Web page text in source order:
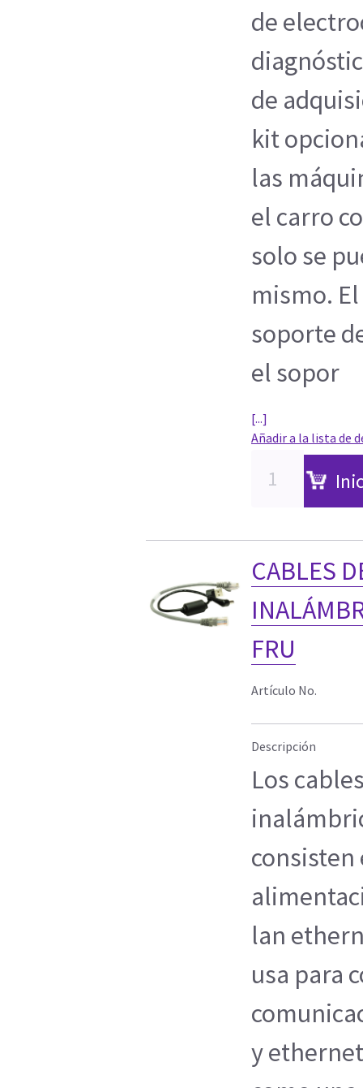
de
de
kit
las
el carro
solo se
mismo.
soporte
el sopor
[...]
Añadir a la lista de
CABLES
FRU
Artículo No.
Descripción
Los
consisten
lan
usa para
y